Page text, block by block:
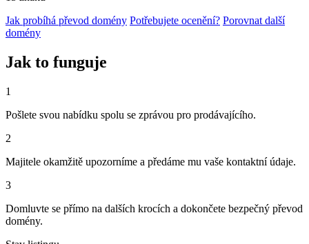
Jak probíhá převod domény Potřebujete ocenění? Porovnat další
domény
Jak to funguje
1
Pošlete svou nabídku spolu se zprávou pro prodávajícího.
2
Majitele okamžitě upozorníme a předáme mu vaše kontaktní údaje.
3
Domluvte se přímo na dalších krocích a dokončete bezpečný převod
domény.